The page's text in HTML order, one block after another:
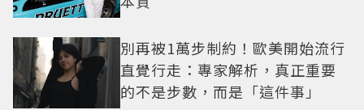
別再被1萬步制約！歐美開始流行
直覺行走：專家解析，真正重要
的不是步數，而是「這件事」